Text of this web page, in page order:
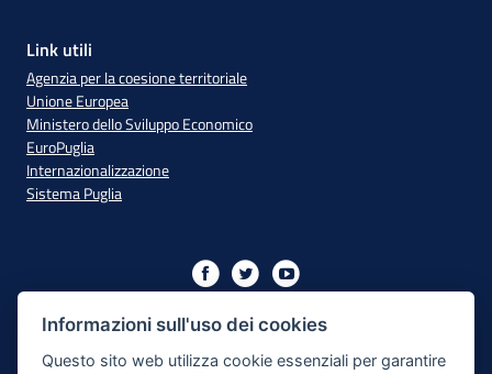
Link utili
Agenzia per la coesione territoriale
Unione Europea
Ministero dello Sviluppo Economico
EuroPuglia
Internazionalizzazione
Sistema Puglia
XIII
Informazioni sull'uso dei cookies
Questo sito web utilizza cookie essenziali per garantire